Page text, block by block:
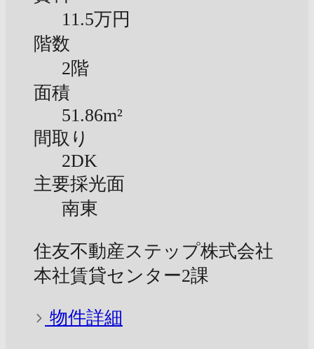
11.5万円
階数
2階
面積
51.86m²
間取り
2DK
主要採光面
南東
住友不動産ステップ株式会社
本社賃貸センター2課
物件詳細